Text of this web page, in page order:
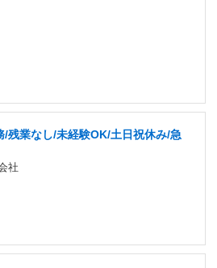
残業なし/未経験OK/土日祝休み/急
社